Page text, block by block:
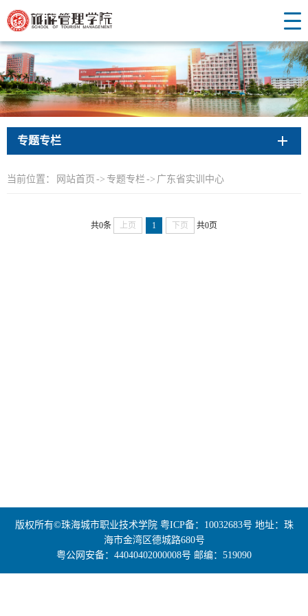
专题专栏
当前位置： 网站首页 -> 专题专栏 -> 广东省实训中心
共0条 上页 1 下页 共0页
版权所有©珠海城市职业技术学院 粤ICP备：10032683号 地址：珠
海市金湾区德城路680号
粤公网安备：44040402000008号 邮编：519090